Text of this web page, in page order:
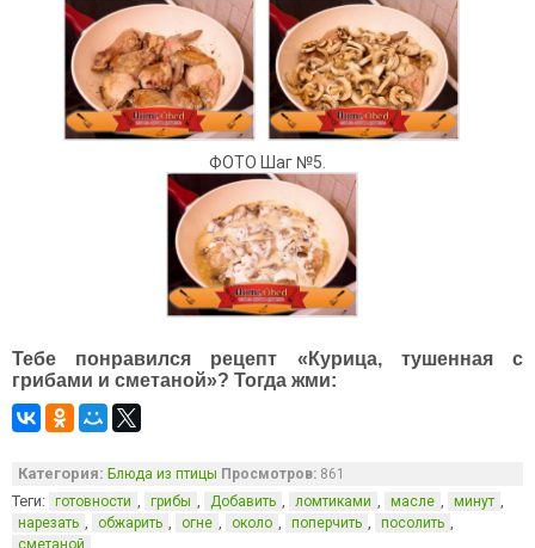
ФОТО Шаг №5.
Тебе понравился рецепт «Курица, тушенная с
грибами и сметаной»? Тогда жми:
Категория: Блюда из птицы Просмотров: 861
Теги: готовности грибы Добавить ломтиками масле минут
нарезать обжарить огне около поперчить посолить
сметаной